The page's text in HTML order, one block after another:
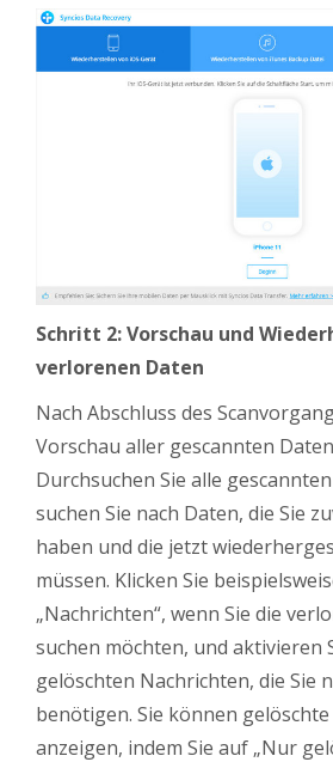
Schritt 2:Vorschau und
verlorenen Daten
Nach Abschluss des
Vorschau aller gescannten
Durchsuchen Sie alle
suchen Sie nach Daten, die Sie
haben und die jetzt
müssen. Klicken Sie
„Nachrichten“, wenn Sie die
suchen möchten, und aktivieren
gelöschten Nachrichten, die Sie
benötigen. Sie können gelöschte
anzeigen, indem Sie auf „Nur